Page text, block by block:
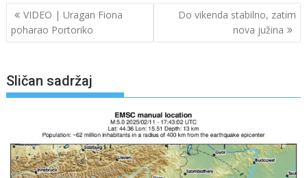
Navigacija
objava
VIDEO | Uragan Fiona
poharao Portoriko
Do vikenda stabilno, zatim
nova južina
Sličan sadržaj